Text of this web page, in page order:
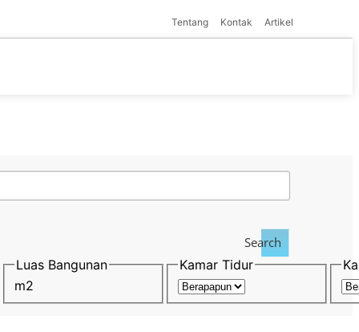
Tentang Kontak Artikel
Search
Luas Bangunan
m2
Kamar Tidur